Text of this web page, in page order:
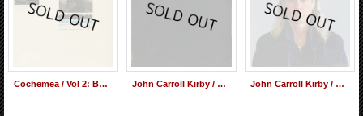
Cochemea / Vol 2: Baca Sewa (LP) John Carroll Kirby / Septet John Carroll Kirby / My Garden